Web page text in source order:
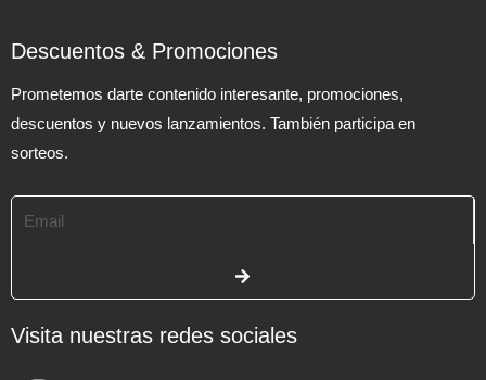
Descuentos & Promociones
Prometemos darte contenido interesante, promociones,
descuentos y nuevos lanzamientos. También participa en
sorteos.
Visita nuestras redes sociales